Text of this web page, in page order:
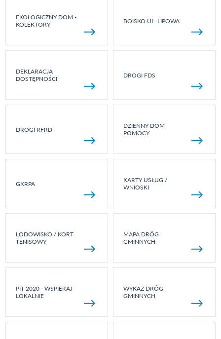
EKOLOGICZNY DOM -
KOLEKTORY
BOISKO UL. LIPOWA
DEKLARACJA
DOSTĘPNOŚCI
DROGI FDS
DROGI RFRD
DZIENNY DOM
POMOCY
GKRPA
KARTY USŁUG /
WNIOSKI
LODOWISKO / KORT
TENISOWY
MAPA DRÓG
GMINNYCH
PIT 2020 - WSPIERAJ
LOKALNIE
WYKAZ DRÓG
GMINNYCH